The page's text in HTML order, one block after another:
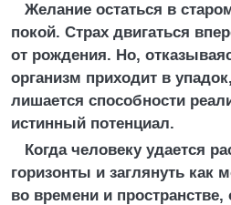
Желание остаться в
покой. Страх двигаться
от рождения. Но,
организм приходит в
лишается способности
истинный потенциал.
Когда человеку удается
горизонты и заглянуть как
во времени и пространстве,